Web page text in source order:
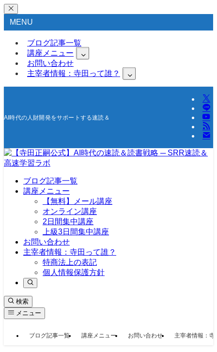
MENU
ブログ記事一覧
講座メニュー
お問い合わせ
主宰者情報：寺田って誰？
AI時代の人財開発をサポートする速読＆高速学習の研究所
ブログ記事一覧
講座メニュー
【無料】メール講座
オンライン講座
2日間集中講座
上級3日間集中講座
お問い合わせ
主宰者情報：寺田って誰？
特商法上の表記
個人情報保護方針
検索
メニュー
ブログ記事一覧 講座メニュー お問い合わせ 主宰者情報：寺